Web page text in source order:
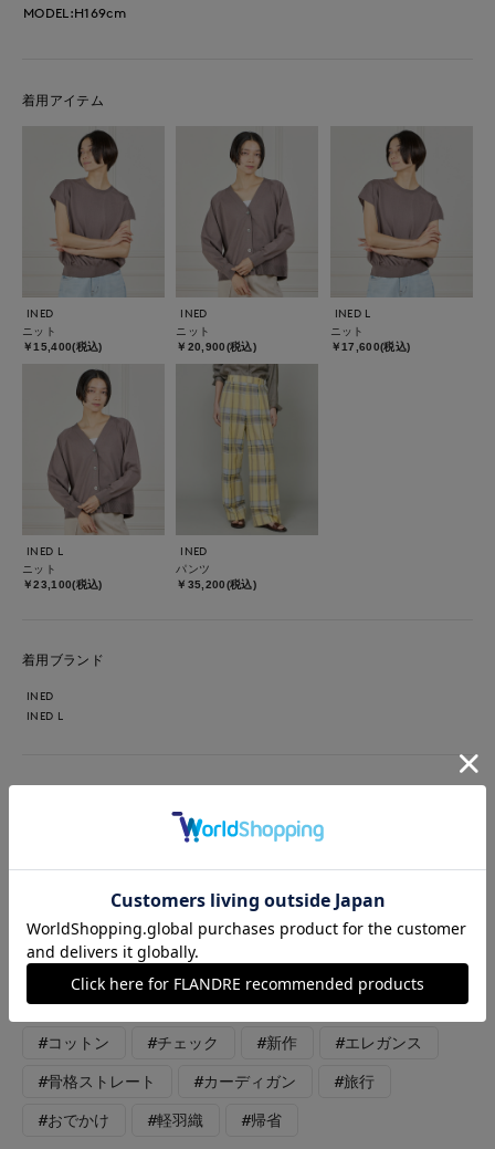
MODEL:H169cm
着用アイテム
INED
ニット
￥15,400(税込)
INED
ニット
￥20,900(税込)
INED L
ニット
￥17,600(税込)
INED L
ニット
￥23,100(税込)
INED
パンツ
￥35,200(税込)
着用ブランド
INED
INED L
号/モカチャ パンツ：9号/イエロー チェックパンツが、コーデ
クセントになった、こなれ感のある着こなしです。
#ニット #リラックス #休日 #女子会
#デート #ウォッシャブル #イージーケア
#コットン #チェック #新作 #エレガンス
#骨格ストレート #カーディガン #旅行
#おでかけ #軽羽織 #帰省